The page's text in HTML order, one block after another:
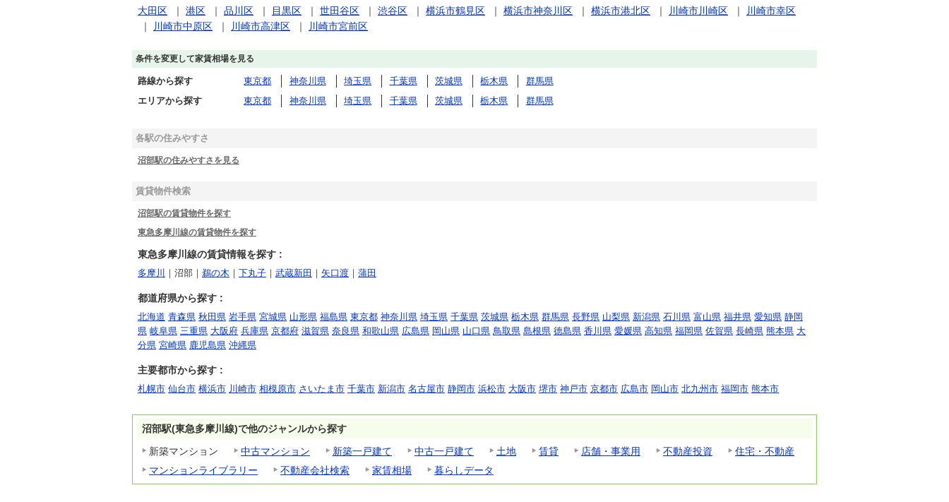
大田区 ｜ 港区 ｜ 品川区 ｜ 目黒区 ｜ 世田谷区 ｜ 渋谷区 ｜ 横浜市鶴見区 ｜ 横浜市神奈川区 ｜ 横浜市港北区 ｜ 川崎市川崎区 ｜
川崎市幸区
｜
川崎市中原区 ｜ 川崎市高津区 ｜ 川崎市宮前区
条件を変更して家賃相場を見る
路線から探す 東京都 神奈川県 埼玉県 千葉県 茨城県 栃木県
群馬県
エリアから探す
東京都 神奈川県 埼玉県 千葉県 茨城県 栃木県 群馬県
各駅の住みやすさ
沼部駅の住みやすさを見る
賃貸物件検索
沼部駅の賃貸物件を探す
東急多摩川線の賃貸物件を探す
東急多摩川線の賃貸情報を探す :
多摩川 ｜沼部｜ 鵜の木 ｜ 下丸子 ｜ 武蔵新田 ｜ 矢口渡 ｜ 蒲田
都道府県から探す :
北海道 青森県 秋田県 岩手県 宮城県 山形県 福島県 東京都 神奈川県 埼玉県 千葉県 茨城県 栃木県 群馬県 長野県 山梨県 新潟県 石川県 富山県 福井県 愛知県 静岡
県 岐阜県 三重県 大阪府 兵庫県 京都府 滋賀県 奈良県 和歌山県 広島県 岡山県 山口県 鳥取県 島根県 徳島県 香川県 愛媛県 高知県 福岡県 佐賀県 長崎県 熊本県 大
分県 宮崎県 鹿児島県 沖縄県
主要都市から探す :
札幌市 仙台市 横浜市 川崎市 相模原市 さいたま市 千葉市 新潟市 名古屋市 静岡市 浜松市 大阪市 堺市 神戸市 京都市 広島市 岡山市 北九州市 福岡市 熊本市
沼部駅(東急多摩川線)で他のジャンルから探す
新築マンション
中古マンション 新築一戸建て 中古一戸建て 土地 賃貸 店舗・事業用 不動産投資
住宅・不動産
マンションライブラリー
不動産会社検索 家賃相場 暮らしデータ